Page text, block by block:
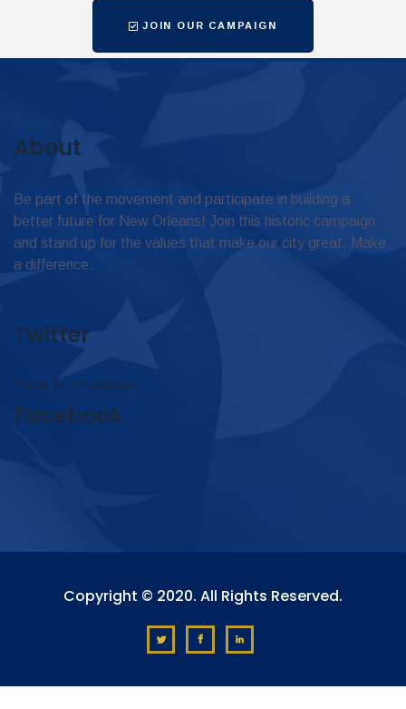
JOIN OUR CAMPAIGN
About
Be part of the movement and participate in building a
better future for New Orleans! Join this historic campaign
and stand up for the values that make our city great. Make
a difference.
Twitter
Tweets by omar4judge
Facebook
Copyright © 2020. All Rights Reserved.